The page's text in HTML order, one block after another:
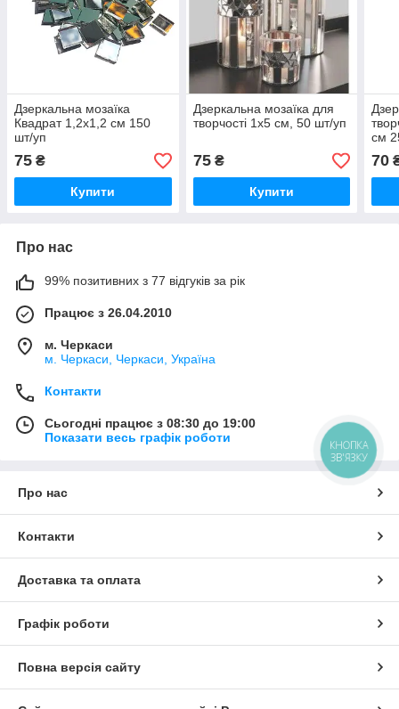
Дзеркальна мозаїка
Квадрат 1,2х1,2 см 150
шт/уп
75 ₴
Купити
Дзеркальна мозаїка для
творчості 1х5 см, 50 шт/уп
75₴
Купити
см
70
Про нас
99% позитивних з 77 відгуків за рік
Працює з 26.04.2010
м. Черкаси
м. Черкаси, Черкаси, Україна
Контакти
Сьогодні працює з 08:30 до 19:00
Показати весь графік роботи
Про нас
Контакти
Доставка та оплата
Графік роботи
Повна версія сайту
КНОПКА
ЗВ'ЯЗКУ